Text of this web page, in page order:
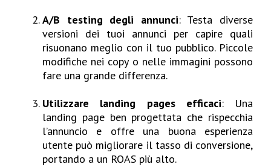
A/B testing degli annunci: Testa diverse
versioni dei tuoi annunci per capire quali
risuonano meglio con il tuo pubblico. Piccole
modifiche nei copy o nelle immagini possono
fare una grande differenza.
Utilizzare landing pages efficaci: Una
landing page ben progettata che rispecchia
l’annuncio e offre una buona esperienza
utente può migliorare il tasso di conversione,
portando a un ROAS più alto.